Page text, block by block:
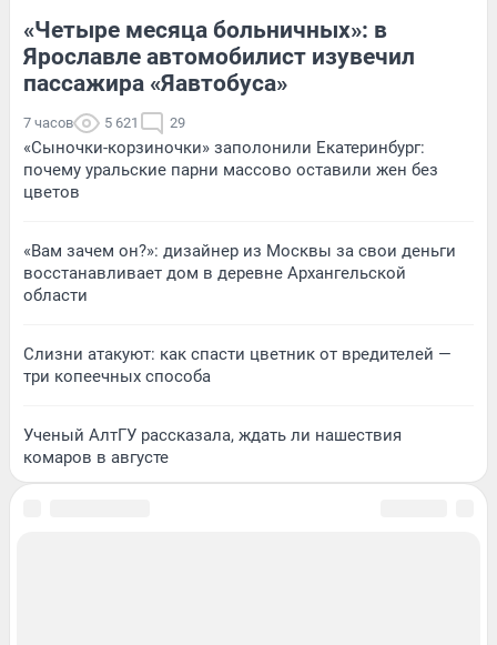
«Четыре месяца больничных»: в
Ярославле автомобилист изувечил
пассажира «Яавтобуса»
7 часов 5 621 29
«Сыночки-корзиночки» заполонили Екатеринбург:
почему уральские парни массово оставили жен без
цветов
«Вам зачем он?»: дизайнер из Москвы за свои деньги
восстанавливает дом в деревне Архангельской
области
Слизни атакуют: как спасти цветник от вредителей —
три копеечных способа
Ученый АлтГУ рассказала, ждать ли нашествия
комаров в августе